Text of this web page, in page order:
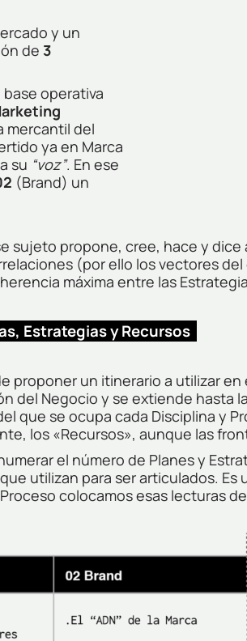
y un
de 3
operativa
mercantil del
ya en Marca
su “voz”. En ese
(Brand) un
sujeto propone, cree, hace y
(por ello los vectores
máxima entre las
Estrategias y Recursos
proponer un itinerario a utilizar
del Negocio y se extiende hasta
que se ocupa cada Disciplina y
los «Recursos», aunque las
el número de Planes y
utilizan para ser articulados.
colocamos esas lecturas